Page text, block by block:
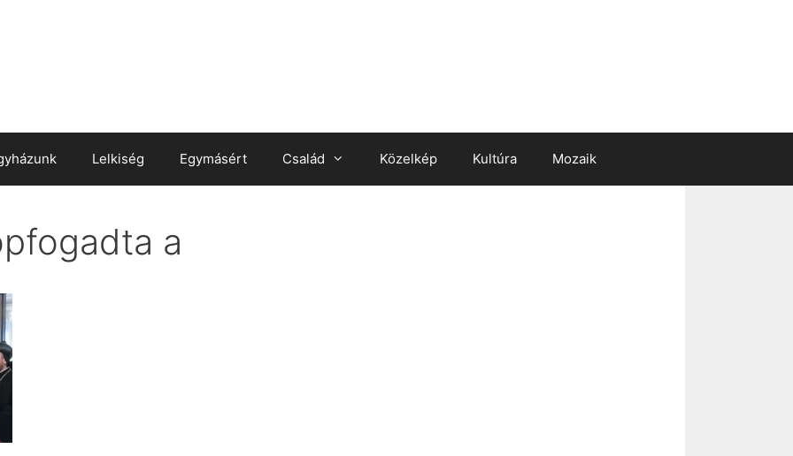
Lelkiség Egymásért Család Közelkép Kultúra Mozaik
a